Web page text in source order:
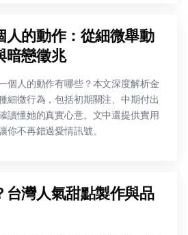
人的動作：從細微舉動
暗戀徵兆
個人的動作有哪些？本文深度解析金
細微行為，包括初期關注、中期付出
讀懂她的真實心意。文中還提供實用
你不再錯過愛情訊號。
台灣人氣甜點製作與品